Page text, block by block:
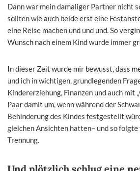
Dann war mein damaliger Partner nicht
sollten wie auch beide erst eine
eine Reise machen und und und. So
Wunsch nach einem Kind wurde immer
In dieser Zeit wurde mir bewusst, dass
und ich in wichtigen, grundlegenden
Kindererziehung, Finanzen und auch mit
Paar damit um, wenn während der
Behinderung des Kindes festgestellt
gleichen Ansichten hatten– und so
Trennung.